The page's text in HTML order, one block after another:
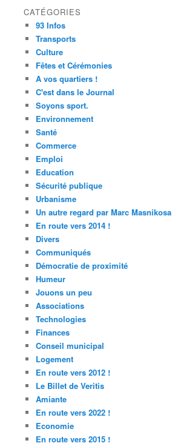
CATÉGORIES
93 Infos
Transports
Culture
Fêtes et Cérémonies
A vos quartiers !
C'est dans le Journal
Soyons sport.
Environnement
Santé
Commerce
Emploi
Education
Sécurité publique
Urbanisme
Un autre regard par Marc Masnikosa
En route vers 2014 !
Divers
Communiqués
Démocratie de proximité
Humeur
Jouons un peu
Associations
Technologies
Finances
Conseil municipal
Logement
En route vers 2012 !
Le Billet de Veritis
Amiante
En route vers 2022 !
Economie
En route vers 2015 !